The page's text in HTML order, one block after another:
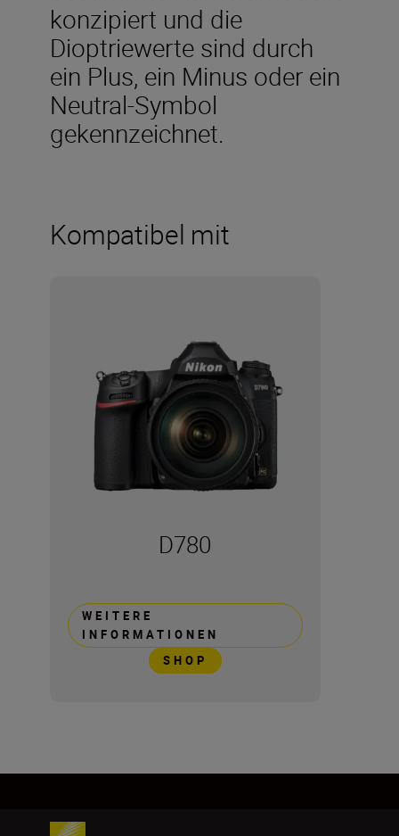
konzipiert und die
Dioptriewerte sind durch
ein Plus, ein Minus oder ein
Neutral-Symbol
gekennzeichnet.
Kompatibel mit
D780
WEITERE
INFORMATIONEN
SHOP